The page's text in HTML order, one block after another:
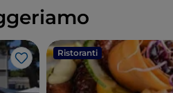
Like
Ristoranti